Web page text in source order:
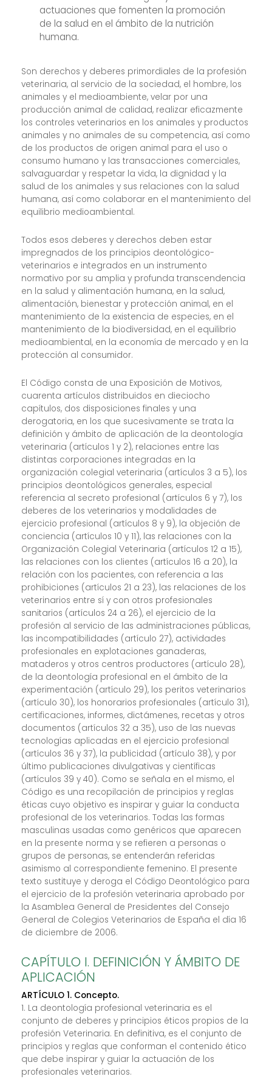
actuaciones que fomenten la promoción
de la salud en el ámbito de la nutrición
humana.
Son derechos y deberes primordiales de la profesión
veterinaria, al servicio de la sociedad, el hombre, los
animales y el medioambiente, velar por una
producción animal de calidad, realizar eficazmente
los controles veterinarios en los animales y productos
animales y no animales de su competencia, así como
de los productos de origen animal para el uso o
consumo humano y las transacciones comerciales,
salvaguardar y respetar la vida, la dignidad y la
salud de los animales y sus relaciones con la salud
humana, así como colaborar en el mantenimiento del
equilibrio medioambiental.
Todos esos deberes y derechos deben estar
impregnados de los principios deontológico-
veterinarios e integrados en un instrumento
normativo por su amplia y profunda transcendencia
en la salud y alimentación humana, en la salud,
alimentación, bienestar y protección animal, en el
mantenimiento de la existencia de especies, en el
mantenimiento de la biodiversidad, en el equilibrio
medioambiental, en la economía de mercado y en la
protección al consumidor.
El Código consta de una Exposición de Motivos,
cuarenta artículos distribuidos en dieciocho
capítulos, dos disposiciones finales y una
derogatoria, en los que sucesivamente se trata la
definición y ámbito de aplicación de la deontología
veterinaria (artículos 1 y 2), relaciones entre las
distintas corporaciones integradas en la
organización colegial veterinaria (artículos 3 a 5), los
principios deontológicos generales, especial
referencia al secreto profesional (artículos 6 y 7), los
deberes de los veterinarios y modalidades de
ejercicio profesional (artículos 8 y 9), la objeción de
conciencia (artículos 10 y 11), las relaciones con la
Organización Colegial Veterinaria (artículos 12 a 15),
las relaciones con los clientes (artículos 16 a 20), la
relación con los pacientes, con referencia a las
prohibiciones (artículos 21 a 23), las relaciones de los
veterinarios entre sí y con otros profesionales
sanitarios (artículos 24 a 26), el ejercicio de la
profesión al servicio de las administraciones públicas,
las incompatibilidades (artículo 27), actividades
profesionales en explotaciones ganaderas,
mataderos y otros centros productores (artículo 28),
de la deontología profesional en el ámbito de la
experimentación (artículo 29), los peritos veterinarios
(artículo 30), los honorarios profesionales (artículo 31),
certificaciones, informes, dictámenes, recetas y otros
documentos (artículos 32 a 35), uso de las nuevas
tecnologías aplicadas en el ejercicio profesional
(artículos 36 y 37), la publicidad (artículo 38), y por
último publicaciones divulgativas y científicas
(artículos 39 y 40). Como se señala en el mismo, el
Código es una recopilación de principios y reglas
éticas cuyo objetivo es inspirar y guiar la conducta
profesional de los veterinarios. Todas las formas
masculinas usadas como genéricos que aparecen
en la presente norma y se refieren a personas o
grupos de personas, se entenderán referidas
asimismo al correspondiente femenino. El presente
texto sustituye y deroga el Código Deontológico para
el ejercicio de la profesión veterinaria aprobado por
la Asamblea General de Presidentes del Consejo
General de Colegios Veterinarios de España el día 16
de diciembre de 2006.
CAPÍTULO I. DEFINICIÓN Y ÁMBITO DE
APLICACIÓN
ARTÍCULO 1. Concepto.
1. La deontología profesional veterinaria es el
conjunto de deberes y principios éticos propios de la
profesión Veterinaria. En definitiva, es el conjunto de
principios y reglas que conforman el contenido ético
que debe inspirar y guiar la actuación de los
profesionales veterinarios.